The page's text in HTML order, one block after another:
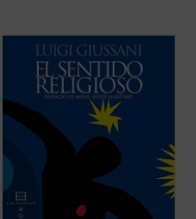
El sentido religioso
es el primer volumen
del Curso Básico de Cristianismo, en el que
Luigi Giussani resume su itinerario de
pensamiento y de experiencia. El libro
identifica en el sentido religioso la esencia
misma de la racionalidad y la ...(ver ficha)